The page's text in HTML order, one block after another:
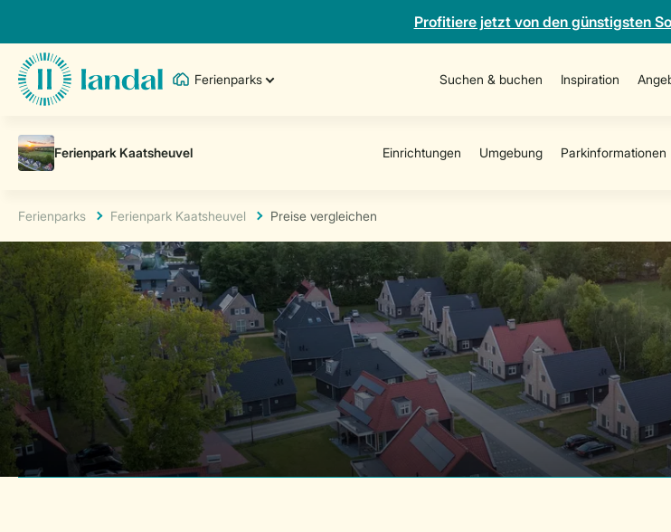
Profitiere jetzt von den günstigsten
Ferienparks Suchen & buchen Inspiration
Ferienparks Ferienpark Kaatsheuvel Preise vergleichen